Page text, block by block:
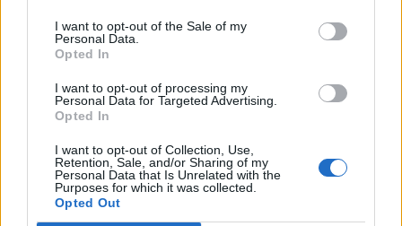
I want to opt-out of the Sale of my
Personal Data.
Opted In
I want to opt-out of processing my
Personal Data for Targeted Advertising.
Opted In
I want to opt-out of Collection, Use,
Retention, Sale, and/or Sharing of my
Personal Data that Is Unrelated with the
Purposes for which it was collected.
Opted Out